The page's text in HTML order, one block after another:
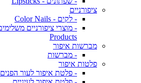
ציפורניים
- לקים - Color Nails
Products
מברשות איפור
- מברשות
פלטות איפור
- פלטת איפור לעור הפנים